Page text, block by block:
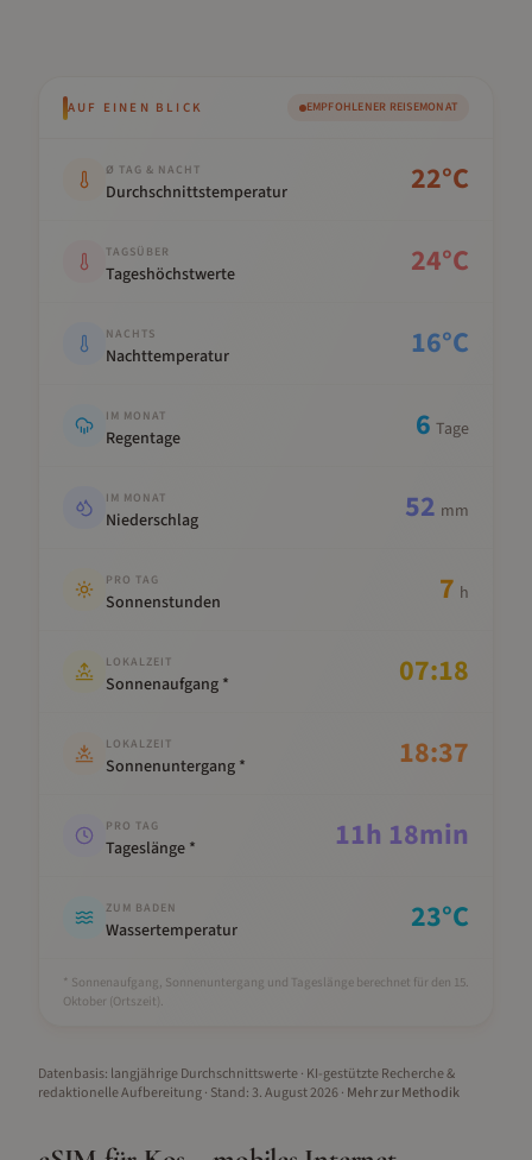
AUF EINEN BLICK EMPFOHLENER REISEMONAT
Ø TAG & NACHT
Durchschnittstemperatur 22°C
TAGSÜBER
Tageshöchstwerte 24°C
NACHTS
Nachttemperatur 16°C
IM MONAT
Regentage 6 Tage
IM MONAT
Niederschlag 52 mm
PRO TAG
Sonnenstunden 7 h
LOKALZEIT
Sonnenaufgang * 07:18
LOKALZEIT
Sonnenuntergang * 18:37
PRO TAG
Tageslänge * 11h 18min
ZUM BADEN
Wassertemperatur 23°C
* Sonnenaufgang, Sonnenuntergang und Tageslänge berechnet für den 15.
Oktober (Ortszeit).
Datenbasis: langjährige Durchschnittswerte · KI-gestützte Recherche &
redaktionelle Aufbereitung· Stand: 3. August 2026· Mehr zur Methodik